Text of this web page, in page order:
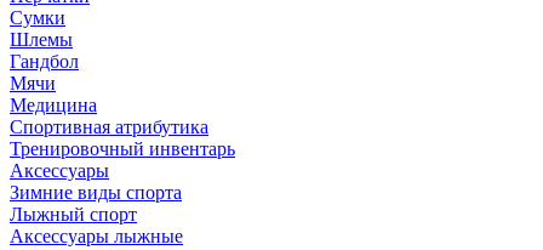
Сумки
Шлемы
Гандбол
Мячи
Медицина
Спортивная атрибутика
Тренировочный инвентарь
Аксессуары
Зимние виды спорта
Лыжный спорт
Аксессуары лыжные